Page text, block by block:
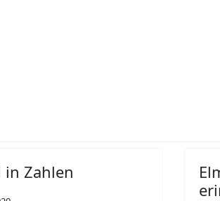
Stellwerk
Zahlen